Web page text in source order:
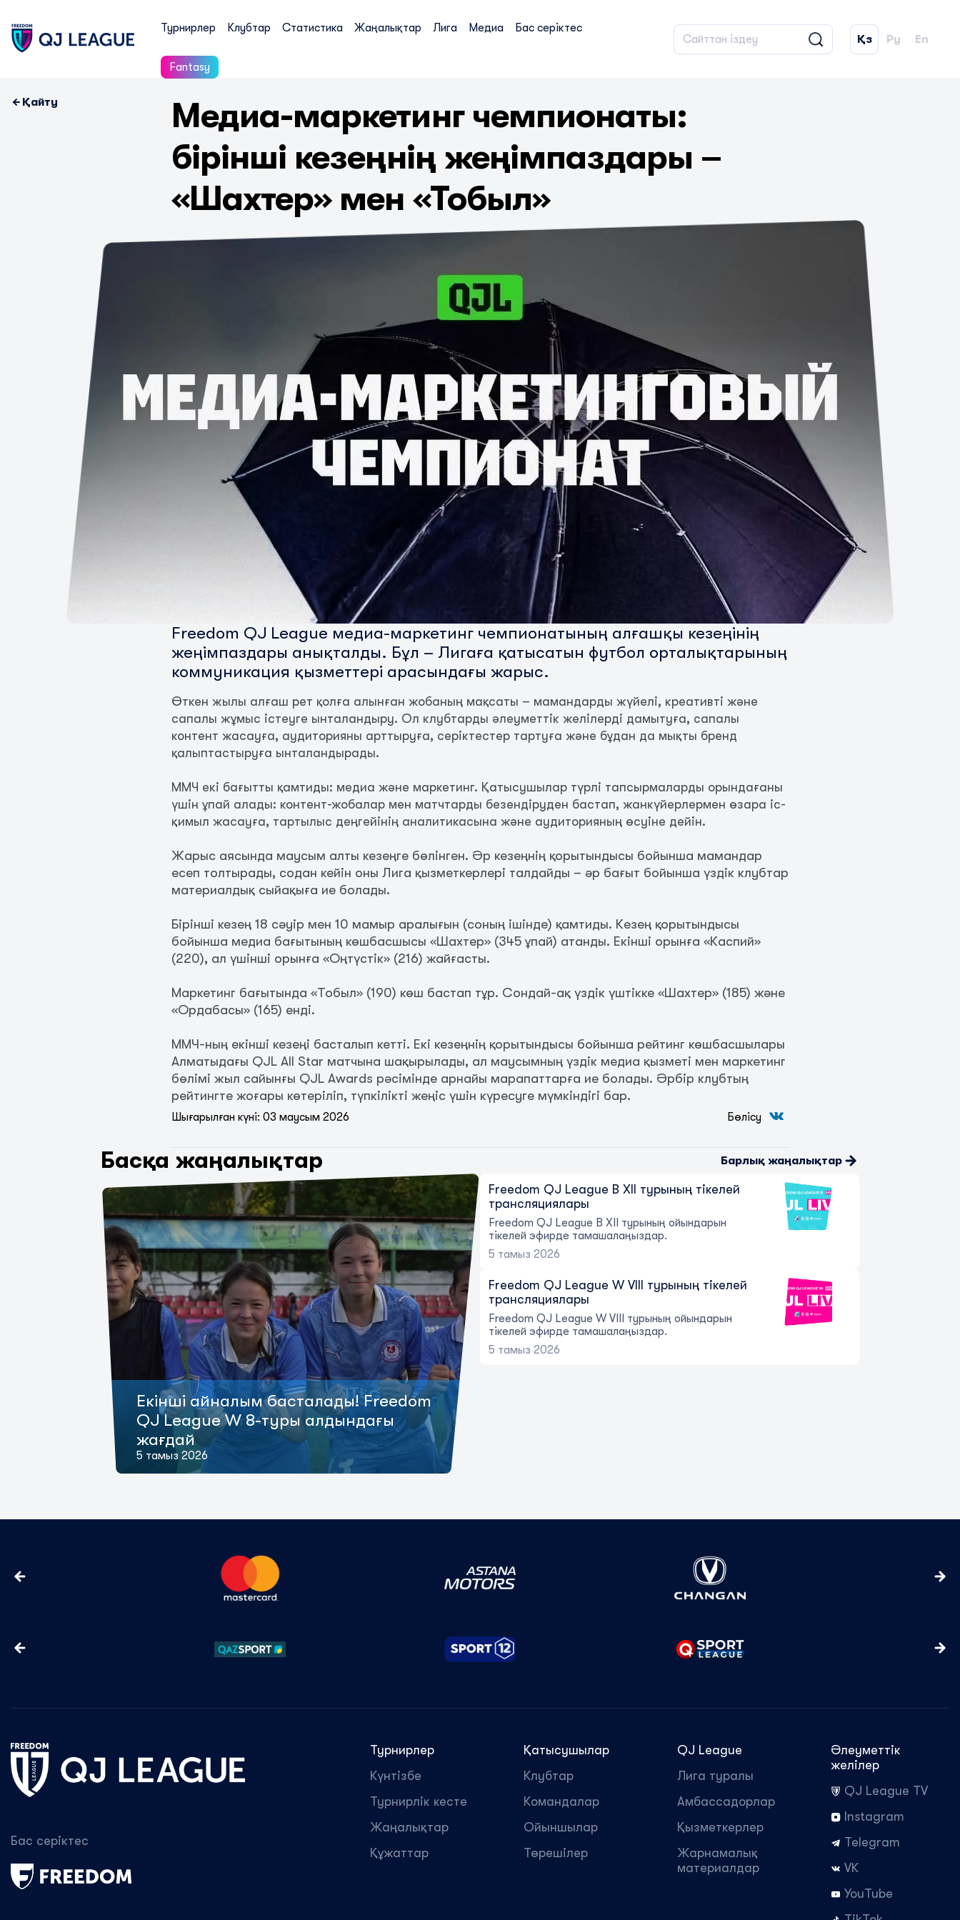
Турнирлер Клубтар Статистика Жаңалықтар Лига Медиа Бас серіктес
Fantasy
Қз Ру En
Қайту
Медиа-маркетинг чемпионаты:
бірінші кезеңнің жеңімпаздары –
«Шахтер» мен «Тобыл»
Freedom QJ League медиа-маркетинг чемпионатының алғашқы кезеңінің
жеңімпаздары анықталды. Бұл – Лигаға қатысатын футбол орталықтарының
коммуникация қызметтері арасындағы жарыс.
Өткен жылы алғаш рет қолға алынған жобаның мақсаты – мамандарды жүйелі, креативті және
сапалы жұмыс істеуге ынталандыру. Ол клубтарды әлеуметтік желілерді дамытуға, сапалы
контент жасауға, аудиторияны арттыруға, серіктестер тартуға және бұдан да мықты бренд
қалыптастыруға ынталандырады.
ММЧ екі бағытты қамтиды: медиа және маркетинг. Қатысушылар түрлі тапсырмаларды орындағаны
үшін ұпай алады: контент-жобалар мен матчтарды безендіруден бастап, жанкүйерлермен өзара іс-
қимыл жасауға, тартылыс деңгейінің аналитикасына және аудиторияның өсуіне дейін.
Жарыс аясында маусым алты кезеңге бөлінген. Әр кезеңнің қорытындысы бойынша мамандар
есеп толтырады, содан кейін оны Лига қызметкерлері талдайды – әр бағыт бойынша үздік клубтар
материалдық сыйақыға ие болады.
Бірінші кезең 18 сәуір мен 10 мамыр аралығын (соның ішінде) қамтиды. Кезең қорытындысы
бойынша медиа бағытының көшбасшысы «Шахтер» (345 ұпай) атанды. Екінші орынға «Каспий»
(220), ал үшінші орынға «Оңтүстік» (216) жайғасты.
Маркетинг бағытында «Тобыл» (190) көш бастап тұр. Сондай-ақ үздік үштікке «Шахтер» (185) және
«Ордабасы» (165) енді.
ММЧ-ның екінші кезеңі басталып кетті. Екі кезеңнің қорытындысы бойынша рейтинг көшбасшылары
Алматыдағы QJL All Star матчына шақырылады, ал маусымның үздік медиа қызметі мен маркетинг
бөлімі жыл сайынғы QJL Awards рәсімінде арнайы марапаттарға ие болады. Әрбір клубтың
рейтингте жоғары көтеріліп, түпкілікті жеңіс үшін күресуге мүмкіндігі бар.
Шығарылған күні: 03 маусым 2026 Бөлісу
Басқа жаңалықтар Барлық жаңалықтар
Екінші айналым басталады! Freedom
QJ League W 8-туры алдындағы
жағдай
5 тамыз 2026
Freedom QJ League B XII турының тікелей
трансляциялары
Freedom QJ League B XII турының ойындарын
тікелей эфирде тамашалаңыздар.
5 тамыз 2026
Freedom QJ League W VIII турының тікелей
трансляциялары
Freedom QJ League W VIII турының ойындарын
тікелей эфирде тамашалаңыздар.
5 тамыз 2026
Бас серіктес
Турнирлер
Күнтізбе
Турнирлік кесте
Жаңалықтар
Құжаттар
Қатысушылар
Клубтар
Командалар
Ойыншылар
Төрешілер
QJ League
Лига туралы
Амбассадорлар
Қызметкерлер
Жарнамалық
материалдар
Әлеуметтік
желілер
QJ League TV
Instagram
Telegram
VK
YouTube